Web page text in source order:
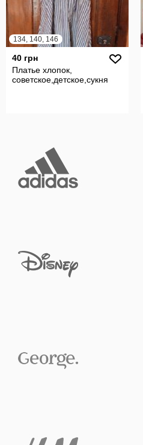
134, 140, 146
40 грн
Платье хлопок,
советское,детское,сукня